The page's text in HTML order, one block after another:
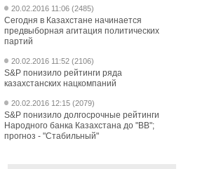
20.02.2016 11:06 (2485)
Сегодня в Казахстане начинается
предвыборная агитация политических
партий
20.02.2016 11:52 (2106)
S&P понизило рейтинги ряда
казахстанских нацкомпаний
20.02.2016 12:15 (2079)
S&P понизило долгосрочные рейтинги
Народного банка Казахстана до "ВВ";
прогноз - "Стабильный"